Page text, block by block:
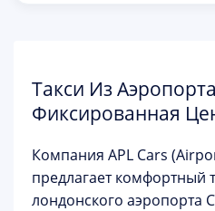
Такси Из
Фиксированная
Компания APL Cars
предлагает комфортный
лондонского аэропорта